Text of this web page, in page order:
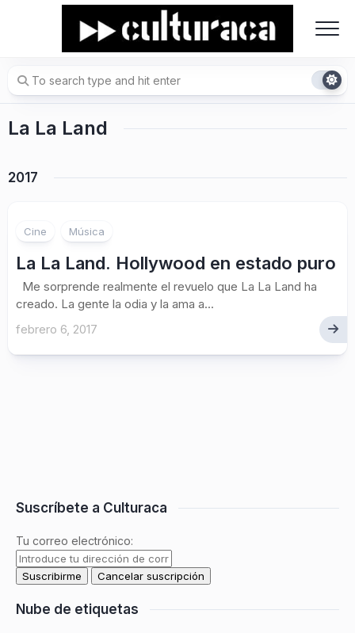
La La Land
2017
Cine Música
La La Land. Hollywood en estado puro
Me sorprende realmente el revuelo que La La Land ha
creado. La gente la odia y la ama a...
febrero 6, 2017
Suscríbete a Culturaca
Tu correo electrónico:
Nube de etiquetas